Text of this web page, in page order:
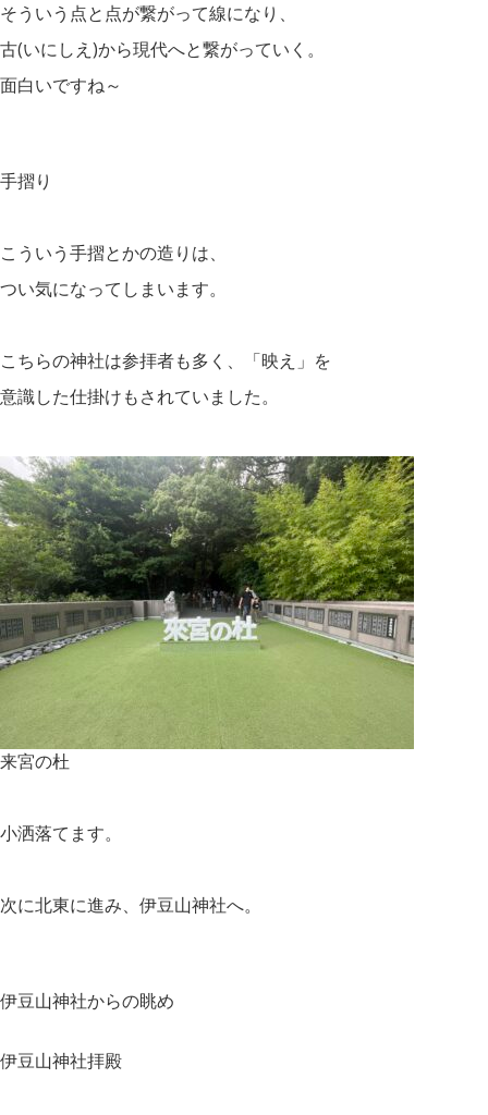
そういう点と点が繋がって線になり、
古(いにしえ)から現代へと繋がっていく。
面白いですね～
手摺り
こういう手摺とかの造りは、
つい気になってしまいます。
こちらの神社は参拝者も多く、「映え」を
意識した仕掛けもされていました。
来宮の杜
小洒落てます。
次に北東に進み、伊豆山神社へ。
伊豆山神社からの眺め
伊豆山神社拝殿